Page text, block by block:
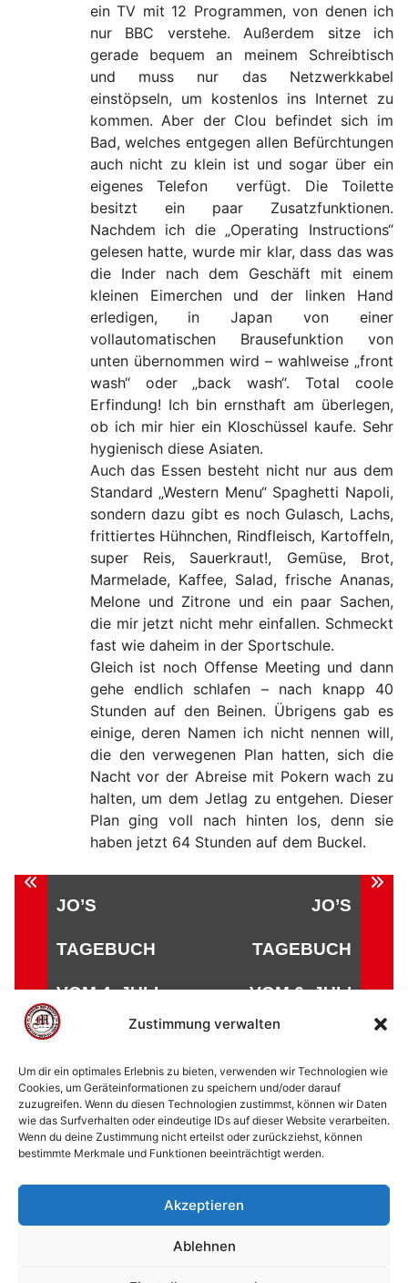
Zustimmung verwalten
Um dir ein optimales Erlebnis zu bieten, verwenden wir Technologien wie
Cookies, um Geräteinformationen zu speichern und/oder darauf
zuzugreifen. Wenn du diesen Technologien zustimmst, können wir Daten
wie das Surfverhalten oder eindeutige IDs auf dieser Website verarbeiten.
Wenn du deine Zustimmung nicht erteilst oder zurückziehst, können
bestimmte Merkmale und Funktionen beeinträchtigt werden.
Akzeptieren
Ablehnen
ein TV mit 12 Programmen, von denen ich
nur BBC verstehe. Außerdem sitze ich
gerade bequem an meinem Schreibtisch
und muss nur das Netzwerkkabel
einstöpseln, um kostenlos ins Internet zu
kommen. Aber der Clou befindet sich im
Bad, welches entgegen allen Befürchtungen
auch nicht zu klein ist und sogar über ein
eigenes Telefon verfügt. Die Toilette
besitzt ein paar Zusatzfunktionen.
Nachdem ich die „Operating Instructions“
gelesen hatte, wurde mir klar, dass das was
die Inder nach dem Geschäft mit einem
kleinen Eimerchen und der linken Hand
erledigen, in Japan von einer
vollautomatischen Brausefunktion von
unten übernommen wird – wahlweise „front
wash“ oder „back wash“. Total coole
Erfindung! Ich bin ernsthaft am überlegen,
ob ich mir hier ein Kloschüssel kaufe. Sehr
hygienisch diese Asiaten.
Auch das Essen besteht nicht nur aus dem
Standard „Western Menu“ Spaghetti Napoli,
sondern dazu gibt es noch Gulasch, Lachs,
frittiertes Hühnchen, Rindfleisch, Kartoffeln,
super Reis, Sauerkraut!, Gemüse, Brot,
Marmelade, Kaffee, Salad, frische Ananas,
Melone und Zitrone und ein paar Sachen,
die mir jetzt nicht mehr einfallen. Schmeckt
fast wie daheim in der Sportschule.
Gleich ist noch Offense Meeting und dann
gehe endlich schlafen – nach knapp 40
Stunden auf den Beinen. Übrigens gab es
einige, deren Namen ich nicht nennen will,
die den verwegenen Plan hatten, sich die
Nacht vor der Abreise mit Pokern wach zu
halten, um dem Jetlag zu entgehen. Dieser
Plan ging voll nach hinten los, denn sie
haben jetzt 64 Stunden auf dem Buckel.
Beitragsnavigation
JO’S
TAGEBUCH
VOM 4. JULI
JO’S
TAGEBUCH
VOM 6. JULI
© 2002 - 2026 American Football Verein Marburg
Mercenaries e.V. |die Stadt Marburg|Impressum
Datenschutzerklärung|Cookie-Richtlinie (EU)
Kontakt